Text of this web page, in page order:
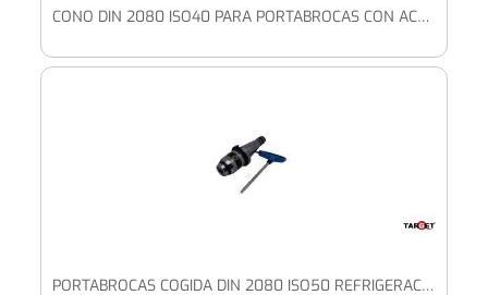
CONO DIN 2080 ISO40 PARA PORTABROCAS CON ACOPLAM. CÓNICO
PORTABROCAS COGIDA DIN 2080 ISO50 REFRIGERACION A